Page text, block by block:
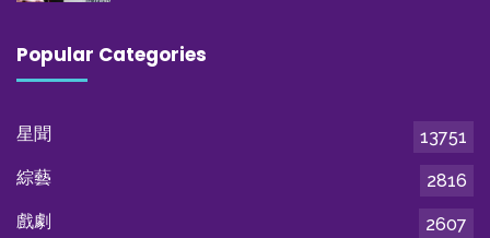
Popular Categories
星聞
13751
綜藝
2816
戲劇
2607